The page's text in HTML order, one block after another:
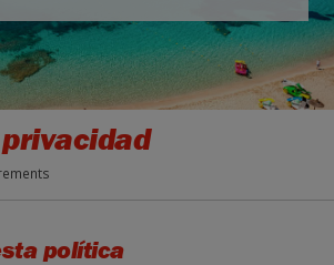
política